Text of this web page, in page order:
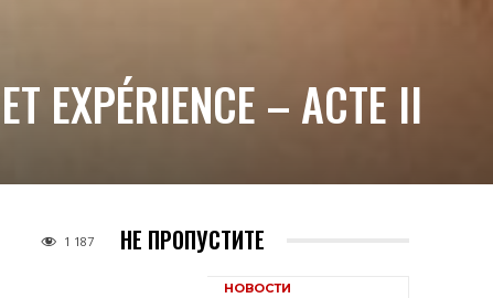
– ACTE II
1 187 НЕ ПРОПУСТИТЕ
НОВОСТИ